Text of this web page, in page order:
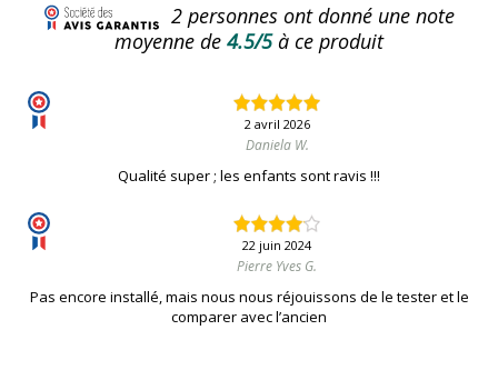
2personnes ont donné une note
moyenne de 4.5/5à ce produit
2 avril 2026
Daniela W.
Qualité super ; les enfants sont ravis !!!
22 juin 2024
Pierre Yves G.
Pas encore installé, mais nous nous réjouissons de le tester et le
comparer avec l’ancien